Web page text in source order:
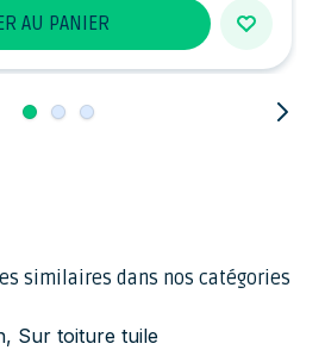
AU PANIER
similaires dans nos catégories
, Sur toiture tuile